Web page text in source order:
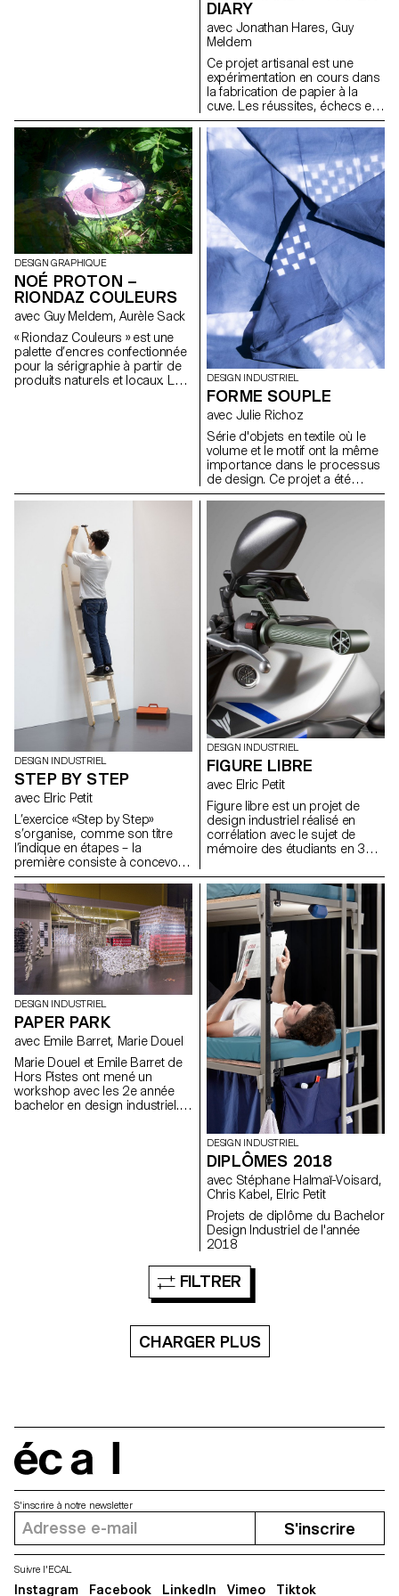
rapport à l’artisanat et l’artefact
tout en permettant aux visiteurs
une expérience muséale
nouvelle tout en déjouant les
hiérarchies classiques.
DIARY
avec Jonathan Hares, Guy
Meldem
Ce projet artisanal est une
expérimentation en cours dans
la fabrication de papier à la
cuve. Les réussites, échecs et
l’évolution des techniques sont
documentés pour former un
journal personnel d’une
pratique ancienne. C’est un
questionnement sur la
provenance et le statut des
fibres; c’est la possibilité de
faire revivre d’anciens papiers,
usés ou indésirables, qui
perdraient toute trace de leur
vie lors de leur recyclage
industriel. C’est autoriser le
hasard et accepter les
carences du fait-main pour ce
qu’elles offrent au lieu de les
éliminer pour ce qu’elles ne
permettent pas.
DESIGN GRAPHIQUE
NOÉ PROTON –
RIONDAZ COULEURS
avec Guy Meldem, Aurèle Sack
« Riondaz Couleurs » est une
palette d’encres confectionnée
pour la sérigraphie à partir de
produits naturels et locaux. Les
l’échelle locale, c’est à dire
kilomètres à la ronde.
DESIGN INDUSTRIEL
FORME SOUPLE
avec Julie Richoz
Série d'objets en textile où le
volume et le motif ont la même
importance dans le processus
de design. Ce projet a été
réalisé par les étudiants de 2e
année en Bachelor Design
Industriel.
DESIGN INDUSTRIEL
STEP BY STEP
avec Elric Petit
L’exercice «Step by Step»
s’organise, comme son titre
l’indique en étapes – la
première consiste à concevoir
une canne et la seconde, une
échelle. Les cannes et les
échelles ont comme point
commun de devoir résister à
de lourdes charges, il est
cependant possible de les
dessiner avec beaucoup de
soin.
DESIGN INDUSTRIEL
FIGURE LIBRE
avec Elric Petit
Figure libre est un projet de
design industriel réalisé en
corrélation avec le sujet de
mémoire des étudiants en 3e
choisir un domaine vers lequel
les étudiants souhaiteraient se
diriger après leurs études. Cet
exercice libre leur a permis de
s'exprimer sur le sujet de leur
choix. Qu’il s’agisse de mobilier,
de mobilité, d’objets connectés
ou tant d‘autres possibles,
chaque sujet traité avec sérieux
devient passionnant.
DESIGN INDUSTRIEL
PAPER PARK
avec Emile Barret, Marie Douel
Marie Douel et Emile Barret de
Hors Pistes ont mené un
workshop avec les 2e année
bachelor en design industriel.
DESIGN INDUSTRIEL
DIPLÔMES 2018
avec Stéphane Halmaï-Voisard,
Chris Kabel, Elric Petit
Projets de diplôme du Bachelor
Design Industriel de l'année
2018
FILTRER
CHARGER PLUS
S'inscrire à notre newsletter
S'inscrire
Suivre l'ECAL
Instagram Facebook LinkedIn Vimeo Tiktok